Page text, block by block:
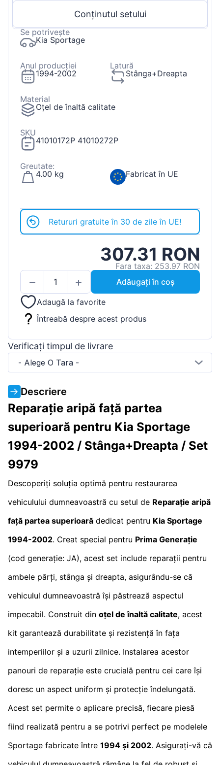
Conținutul setului
Se potrivește
Kia Sportage
Anul producției
1994-2002
Latură
Stânga+Dreapta
Material
Oțel de înaltă calitate
SKU
41010172P 41010272P
Greutate:
4.00 kg
Fabricat în UE
Retururi gratuite în 30 de zile în UE!
307.31 RON
Fara taxa: 253.97 RON
Adăugați în coș
Adaugă la favorite
Întreabă despre acest produs
Verificați timpul de livrare
- Alege O Tara -
Descriere
Reparație aripă față partea
superioară pentru Kia Sportage
1994-2002 / Stânga+Dreapta / Set
9979
Descoperiți soluția optimă pentru restaurarea
vehiculului dumneavoastră cu setul de Reparație aripă
față partea superioară dedicat pentru Kia Sportage
1994-2002. Creat special pentru Prima Generație
(cod generație: JA), acest set include reparații pentru
ambele părți, stânga și dreapta, asigurându-se că
vehiculul dumneavoastră își păstrează aspectul
impecabil. Construit din oțel de înaltă calitate, acest
kit garantează durabilitate și rezistență în fața
intemperiilor și a uzurii zilnice. Instalarea acestor
panouri de reparație este crucială pentru cei care își
doresc un aspect uniform și protecție îndelungată.
Acest set permite o aplicare precisă, fiecare piesă
fiind realizată pentru a se potrivi perfect pe modelele
Sportage fabricate între 1994 și 2002. Asigurați-vă că